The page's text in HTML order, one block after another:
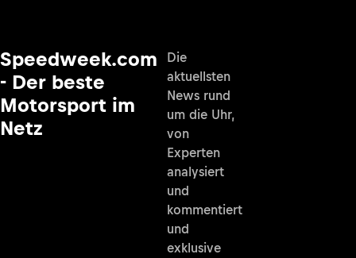
Speedweek.com
- Der beste
Motorsport im
Netz
Die
aktuellsten
News rund
um die Uhr,
von
Experten
analysiert
und
kommentiert
und
exklusive